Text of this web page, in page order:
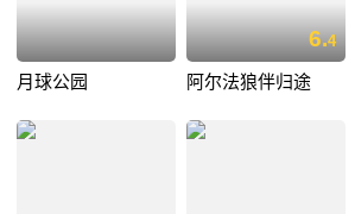
月球公园
6.4
阿尔法狼伴归途